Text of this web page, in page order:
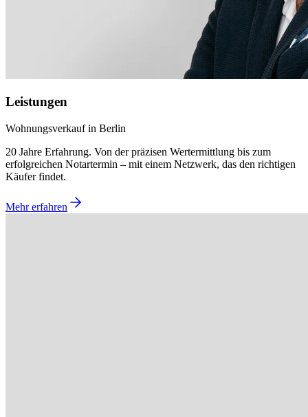
Leistungen
Wohnungsverkauf in Berlin
20 Jahre Erfahrung. Von der präzisen Wertermittlung bis zum
erfolgreichen Notartermin – mit einem Netzwerk, das den richtigen
Käufer findet.
Mehr erfahren